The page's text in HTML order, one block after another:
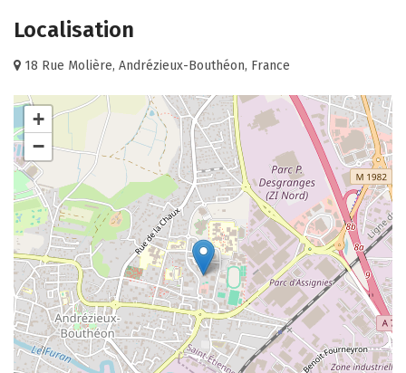
Localisation
18 Rue Molière, Andrézieux-Bouthéon, France
+
−